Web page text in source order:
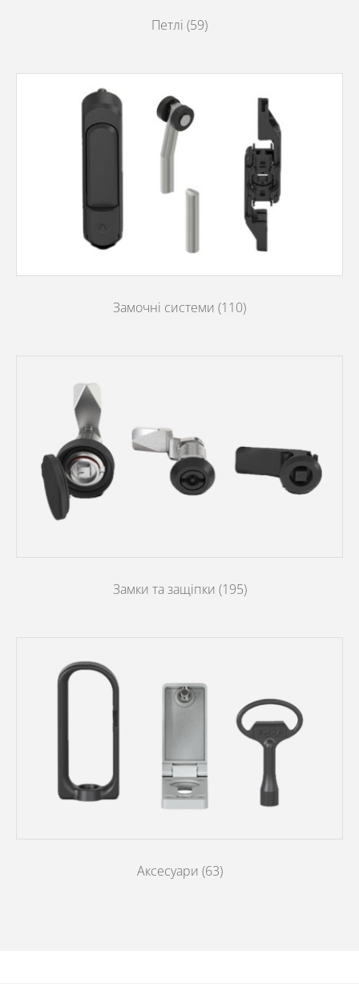
Петлі (59)
Замочні системи (110)
Замки та защіпки (195)
Аксесуари (63)